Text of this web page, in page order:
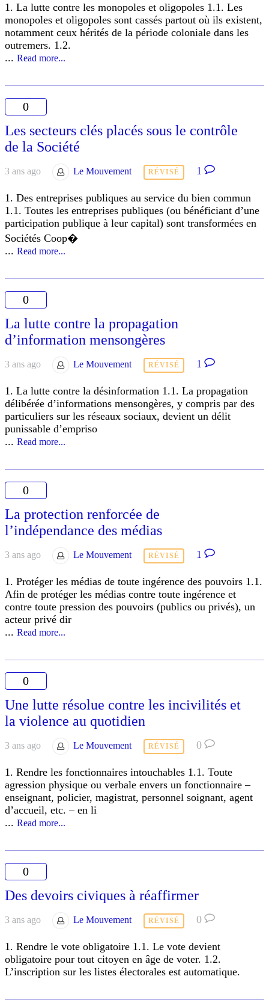
1. La lutte contre les monopoles et oligopoles 1.1. Les
monopoles et oligopoles sont cassés partout où ils existent,
notamment ceux hérités de la période coloniale dans les
outremers. 1.2.
... Read more...
0
Les secteurs clés placés sous le contrôle
de la Société
3 ans ago Le Mouvement RÉVISÉ 1
1. Des entreprises publiques au service du bien commun
1.1. Toutes les entreprises publiques (ou bénéficiant d’une
participation publique à leur capital) sont transformées en
Sociétés Coop�
... Read more...
0
La lutte contre la propagation
d’information mensongères
3 ans ago Le Mouvement RÉVISÉ 1
1. La lutte contre la désinformation 1.1. La propagation
délibérée d’informations mensongères, y compris par des
particuliers sur les réseaux sociaux, devient un délit
punissable d’empriso
... Read more...
0
La protection renforcée de
l’indépendance des médias
3 ans ago Le Mouvement RÉVISÉ 1
1. Protéger les médias de toute ingérence des pouvoirs 1.1.
Afin de protéger les médias contre toute ingérence et
contre toute pression des pouvoirs (publics ou privés), un
acteur privé dir
... Read more...
0
Une lutte résolue contre les incivilités et
la violence au quotidien
3 ans ago Le Mouvement RÉVISÉ 0
1. Rendre les fonctionnaires intouchables 1.1. Toute
agression physique ou verbale envers un fonctionnaire –
enseignant, policier, magistrat, personnel soignant, agent
d’accueil, etc. – en li
... Read more...
0
Des devoirs civiques à réaffirmer
3 ans ago Le Mouvement RÉVISÉ 0
1. Rendre le vote obligatoire 1.1. Le vote devient
obligatoire pour tout citoyen en âge de voter. 1.2.
L’inscription sur les listes électorales est automatique.